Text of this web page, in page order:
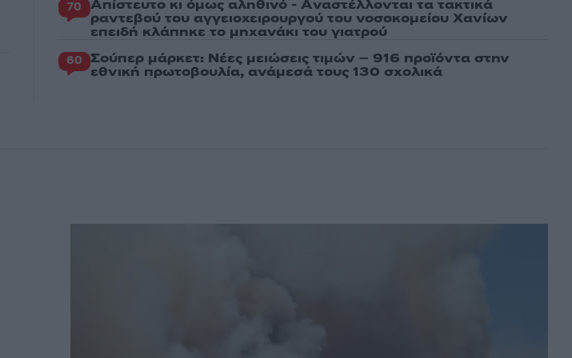
70 Απίστευτο κι όμως αληθινό - Aναστέλλονται τα τακτικά
ραντεβού του αγγειοχειρουργού του νοσοκομείου Χανίων
επειδή κλάπηκε το μηχανάκι του γιατρού
60 Σούπερ μάρκετ: Νέες μειώσεις τιμών – 916 προϊόντα στην
εθνική πρωτοβουλία, ανάμεσά τους 130 σχολικά